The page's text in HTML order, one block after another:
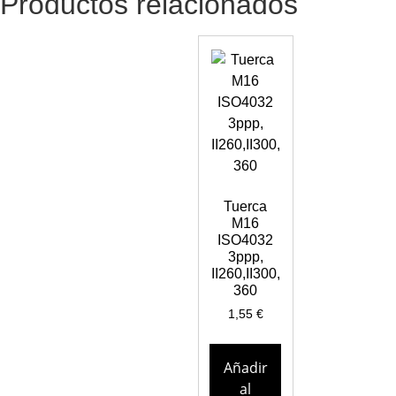
Tuerca
M16
ISO4032
3ppp,
II260,II300,
360
1,55 €
Añadir
al